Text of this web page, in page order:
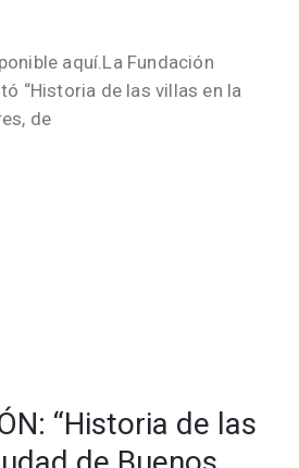
aquí.La Fundación
“Historia de las villas en la
de
“Historia de las